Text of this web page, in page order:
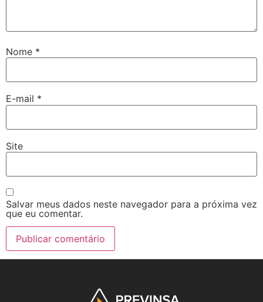
Nome *
E-mail *
Site
Salvar meus dados neste navegador para a próxima vez
que eu comentar.